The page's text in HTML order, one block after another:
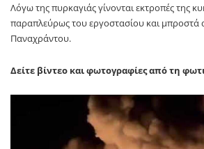
Λόγω της πυρκαγιάς γίνονται εκτροπές της
παραπλεύρως του εργοστασίου και μπροστά
Παναχράντου.
Δείτε βίντεο και φωτογραφίες από τη